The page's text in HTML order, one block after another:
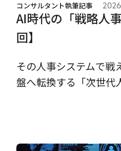
Service
Insight
TOP
コンサルタント執筆記事
セミナー / イベント
調査 / レポート
メディア掲載
AI時代の「戦略人
回】
その人事システムで戦
盤へ転換する「次世代
コンサルタント執筆記事